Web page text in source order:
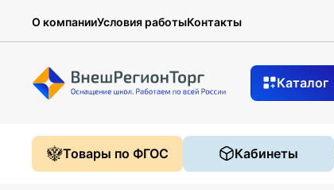
О компанииУсловия работыКонтакты
Каталог
Товары по ФГОС Кабинеты